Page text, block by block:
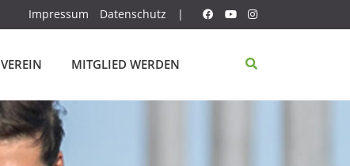
Impressum Datenschutz |
VEREIN MITGLIED WERDEN